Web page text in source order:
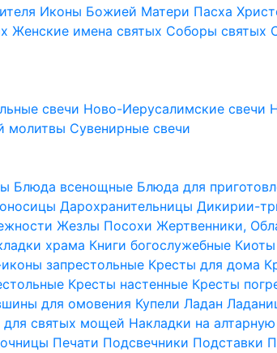
Иконы Божией Матери Пасха
Женские имена святых Соборы святых
свечи Ново-Иерусалимские свечи
молитвы Сувенирные свечи
Блюда всенощные Блюда для
ДарохранительницыДикирии-
Жезлы ПосохиЖертвенники,
храма Книги богослужебные
запрестольные Кресты для дома
Кресты настенные Кресты
для омовения КупелиЛадан
святых мощей Накладки на
Печати Подсвечники Подставки